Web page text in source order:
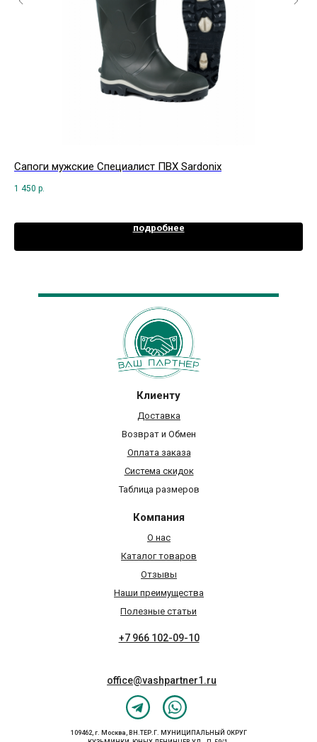
Сапоги мужские Специалист ПВХ Sardonix
1 450 р.
подробнее
Доставка
Возврат и Обмен
Система скидок
Таблица размеров
Оплата заказа
Клиенту
О нас
Каталог товаров
Наши преимущества
Полезные статьи
Отзывы
Компания
+7 966 102-09-10
office@vashpartner1.ru
109462, г. Москва, ВН.ТЕР.Г. МУНИЦИПАЛЬНЫЙ ОКРУГ